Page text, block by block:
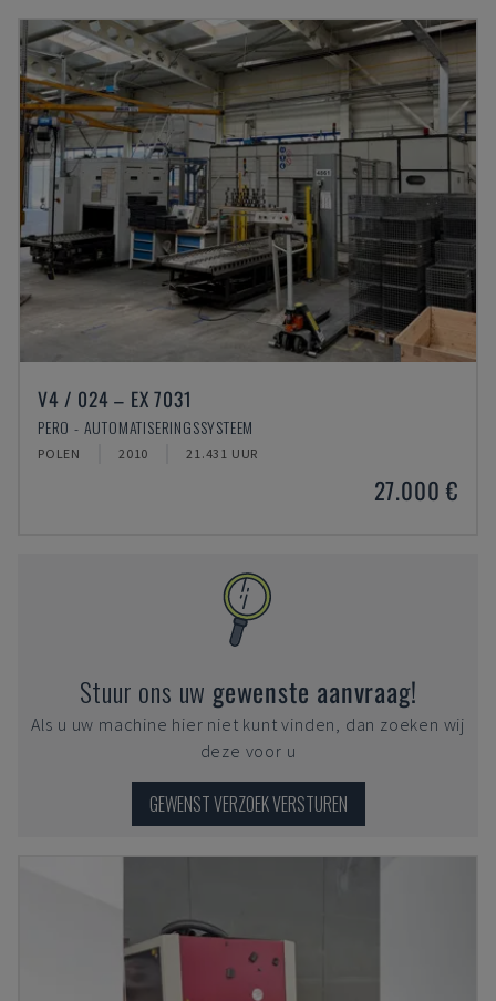
V4 / 024 – EX 7031
PERO - AUTOMATISERINGSSYSTEEM
POLEN 2010 21.431 UUR
27.000 €
Stuur ons uw gewenste aanvraag!
Als u uw machine hier niet kunt vinden, dan zoeken wij
deze voor u
GEWENST VERZOEK VERSTUREN